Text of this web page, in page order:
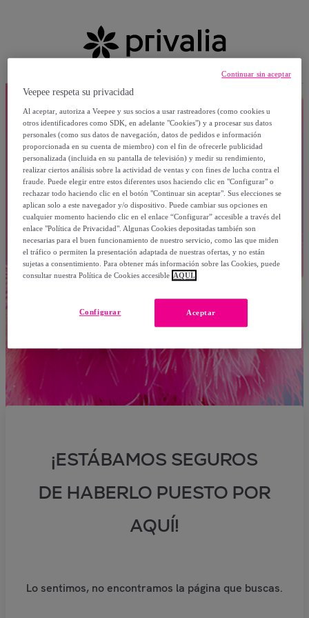
¡ESTÁBAMOS SEGUROS
DE HABERLO PUESTO POR
AQUÍ!
Lo sentimos, no encontramos la página que buscas.
Veepee respeta su privacidad
Al aceptar, autoriza a Veepee y sus socios a usar rastreadores (como cookies u
otros identificadores como SDK, en adelante "Cookies") y a procesar sus datos
personales (como sus datos de navegación, datos de pedidos e información
proporcionada en su cuenta de miembro) con el fin de ofrecerle publicidad
personalizada (incluida en su pantalla de televisión) y medir su rendimiento,
realizar ciertos análisis sobre la actividad de ventas y con fines de lucha contra el
fraude. Puede elegir entre estos diferentes usos haciendo clic en "Configurar" o
rechazar todo haciendo clic en el botón "Continuar sin aceptar". Sus elecciones se
aplican solo a este navegador y/o dispositivo. Puede cambiar sus opciones en
cualquier momento haciendo clic en el enlace “Configurar” accesible a través del
enlace "Política de Privacidad". Algunas Cookies depositadas también son
necesarias para el buen funcionamiento de nuestro servicio, como las que miden
el tráfico o permiten la presentación adaptada de nuestras ofertas, y no están
sujetas a consentimiento. Para obtener más información sobre las Cookies, puede
consultar nuestra Política de Cookies accesible AQUÍ.
Aceptar
Configurar
Continuar sin aceptar